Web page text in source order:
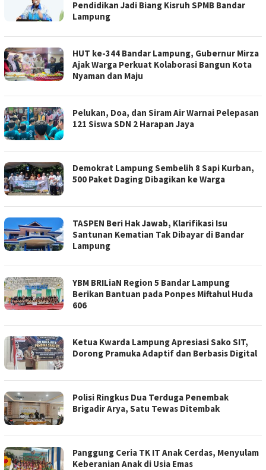
Pendidikan Jadi Biang Kisruh SPMB Bandar
Lampung
HUT ke-344 Bandar Lampung, Gubernur Mirza
Ajak Warga Perkuat Kolaborasi Bangun Kota
Nyaman dan Maju
Pelukan, Doa, dan Siram Air Warnai Pelepasan
121 Siswa SDN 2 Harapan Jaya
Demokrat Lampung Sembelih 8 Sapi Kurban,
500 Paket Daging Dibagikan ke Warga
TASPEN Beri Hak Jawab, Klarifikasi Isu
Santunan Kematian Tak Dibayar di Bandar
Lampung
YBM BRILiaN Region 5 Bandar Lampung
Berikan Bantuan pada Ponpes Miftahul Huda
606
Ketua Kwarda Lampung Apresiasi Sako SIT,
Dorong Pramuka Adaptif dan Berbasis Digital
Polisi Ringkus Dua Terduga Penembak
Brigadir Arya, Satu Tewas Ditembak
Panggung Ceria TK IT Anak Cerdas, Menyulam
Keberanian Anak di Usia Emas